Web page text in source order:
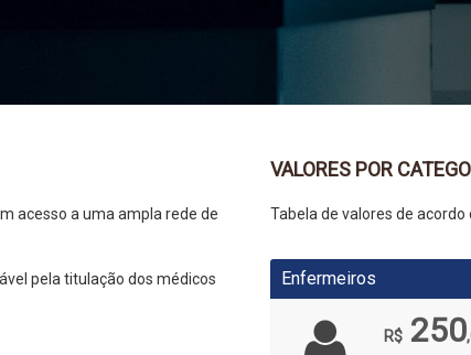
acesso a uma ampla rede de
pela titulação dos médicos
VALORES POR
Tabela de valores de
Enfermeiros
R$ 250